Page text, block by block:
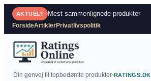
Spring
indhold
AKTUELT Mest sammenlignede produkter
ForsideArtiklerPrivatlivspolitik
Din genvej til topbedømte produkter RATINGS.DK